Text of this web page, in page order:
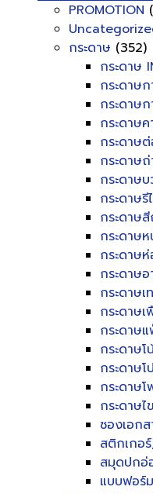
PROMOTION
กระดาษ (352)
กระดาษ
กระดาษ
กระดาษ
กระดาษ
กระดาษ
กระดาษ
กระดาษ
กระดาษรี
กระดาษ
กระดาษ
กระดาษ
กระดาษ
กระดาษเ
กระดาษ
กระดาษ
กระดาษ
กระดาษโ
กระดาษ
กระดาษไข
ซองเอก
สติกเกอ
สมุดปกอ่
แบบฟอร์